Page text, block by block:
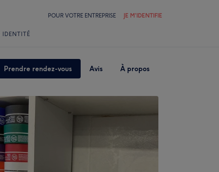
POUR VOTRE ENTREPRISE JE M'IDENTIFIE
IDENTITÉ
Prendre rendez-vous Avis À propos